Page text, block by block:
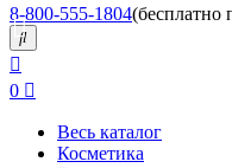
8-800-555-1804(бесплатно
0
Весь каталог
Косметика